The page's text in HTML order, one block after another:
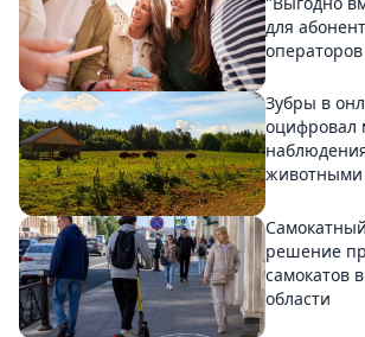
для
операторов
Зубры в
оцифровал
животными
решение
самокатов
области